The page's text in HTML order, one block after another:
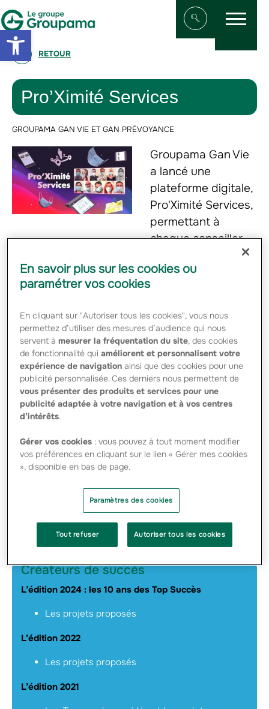
Open toolbar
Aller au contenu
Afficher/
Menu
RETOUR
Pro’Ximité Services
GROUPAMA GAN VIE ET GAN PRÉVOYANCE
Groupama Gan Vie
a lancé une
plateforme digitale,
Pro'Ximité Services,
permettant à
chaque conseiller
professionnels d'une façon personnalisée
durant la crise du Covid-19. La plateforme a
Prévoyance et de 6 caisses régionales
Groupama en seulement 4 semaines. Elle
permet de renforcer la proximité avec les
clients et s'impose comme un partenaire du
quotidien.
Lecteur
Créateurs de succès
L’édition 2024 : les 10 ans des Top Succès
Les projets proposés
L’édition 2022
Les projets proposés
L’édition 2021
En savoir plus sur les cookies ou
paramétrer vos cookies
En cliquant sur "Autoriser tous les cookies", vous nous
permettez d’utiliser des mesures d’audience qui nous
servent àmesurer la fréquentation du site, des cookies
de fonctionnalité quiaméliorent et personnalisent votre
expérience de navigation ainsi que des cookies pour une
publicité personnalisée. Ces derniers nous permettent de
vous présenter des produits et services pour une
publicité adaptée à votre navigation et à vos centres
d’intérêts.
Gérer vos cookies : vous pouvez à tout moment modifier
vos préférences en cliquant sur le lien « Gérer mes cookies
», disponible en bas de page.
Paramètres des cookies
Tout refuser Autoriser tous les cookies